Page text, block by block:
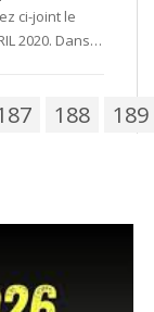
ci-joint le
2020. Dans…
188 189